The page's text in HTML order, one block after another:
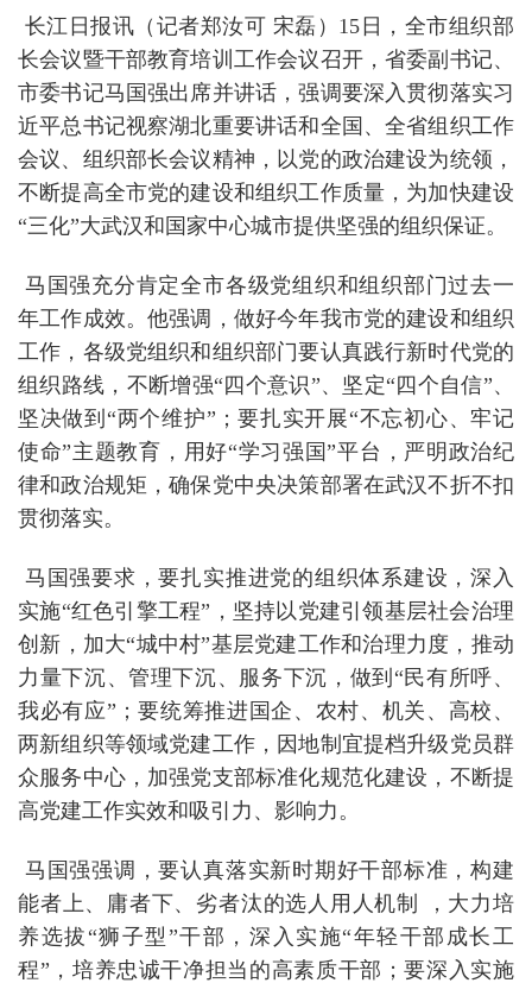
长江日报讯（记者郑汝可 宋磊）15日，全市组织部
长会议暨干部教育培训工作会议召开，省委副书记、
市委书记马国强出席并讲话，强调要深入贯彻落实习
近平总书记视察湖北重要讲话和全国、全省组织工作
会议、组织部长会议精神，以党的政治建设为统领，
不断提高全市党的建设和组织工作质量，为加快建设
“三化”大武汉和国家中心城市提供坚强的组织保证。
马国强充分肯定全市各级党组织和组织部门过去一
年工作成效。他强调，做好今年我市党的建设和组织
工作，各级党组织和组织部门要认真践行新时代党的
组织路线，不断增强“四个意识”、坚定“四个自信”、
坚决做到“两个维护”；要扎实开展“不忘初心、牢记
使命”主题教育，用好“学习强国”平台，严明政治纪
律和政治规矩，确保党中央决策部署在武汉不折不扣
贯彻落实。
马国强要求，要扎实推进党的组织体系建设，深入
实施“红色引擎工程”，坚持以党建引领基层社会治理
创新，加大“城中村”基层党建工作和治理力度，推动
力量下沉、管理下沉、服务下沉，做到“民有所呼、
我必有应”；要统筹推进国企、农村、机关、高校、
两新组织等领域党建工作，因地制宜提档升级党员群
众服务中心，加强党支部标准化规范化建设，不断提
高党建工作实效和吸引力、影响力。
马国强强调，要认真落实新时期好干部标准，构建
能者上、庸者下、劣者汰的选人用人机制 ，大力培
养选拔“狮子型”干部，深入实施“年轻干部成长工
程”，培养忠诚干净担当的高素质干部；要深入实施